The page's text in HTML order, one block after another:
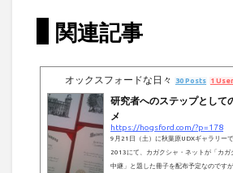
関連記事
オックスフォードな日々 30 Posts 1 User
研究者へのステップとして
メ
https://hogsford.com/?p=178
9月21日（土）に秋葉原UDXギャラリー
2013にて、カガクシャ・ネットが「カガ
中継」と題した冊子を配布予定なのです